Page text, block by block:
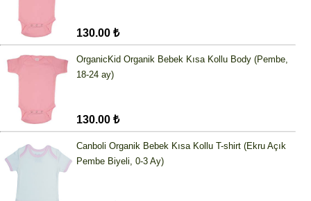
130.00 ₺
OrganicKid Organik Bebek Kısa Kollu Body (Pembe,
18-24 ay)
130.00 ₺
Canboli Organik Bebek Kısa Kollu T-shirt (Ekru Açık
Pembe Biyeli, 0-3 Ay)